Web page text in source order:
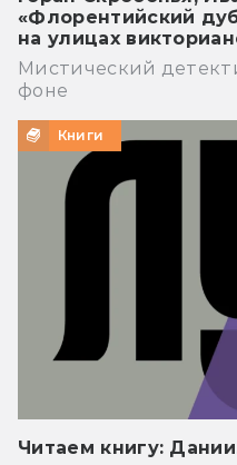
«Флорентийский
на улицах
Мистический
фоне
Книги
Читаем книгу: